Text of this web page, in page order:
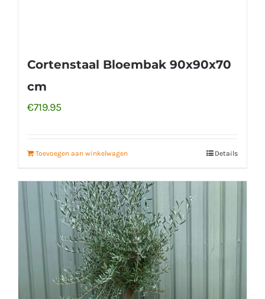
Cortenstaal Bloembak 90x90x70
cm
€719.95
Toevoegen aan winkelwagen Details